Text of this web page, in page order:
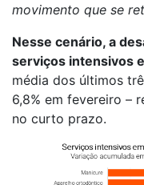
movimento que se
Nesse cenário, a
serviços intensivos
média dos últimos
6,8% em fevereiro –
no curto prazo.